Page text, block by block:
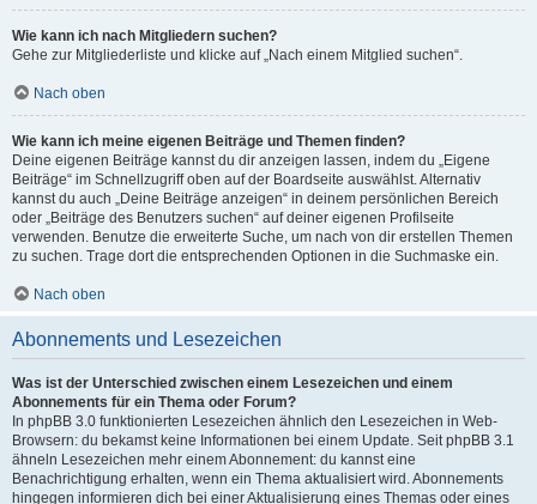
Wie kann ich nach Mitgliedern suchen?
Gehe zur Mitgliederliste und klicke auf „Nach einem Mitglied suchen“.
Nach oben
Wie kann ich meine eigenen Beiträge und Themen finden?
Deine eigenen Beiträge kannst du dir anzeigen lassen, indem du „Eigene
Beiträge“ im Schnellzugriff oben auf der Boardseite auswählst. Alternativ
kannst du auch „Deine Beiträge anzeigen“ in deinem persönlichen Bereich
oder „Beiträge des Benutzers suchen“ auf deiner eigenen Profilseite
verwenden. Benutze die erweiterte Suche, um nach von dir erstellen Themen
zu suchen. Trage dort die entsprechenden Optionen in die Suchmaske ein.
Nach oben
Abonnements und Lesezeichen
Was ist der Unterschied zwischen einem Lesezeichen und einem
Abonnements für ein Thema oder Forum?
In phpBB 3.0 funktionierten Lesezeichen ähnlich den Lesezeichen in Web-
Browsern: du bekamst keine Informationen bei einem Update. Seit phpBB 3.1
ähneln Lesezeichen mehr einem Abonnement: du kannst eine
Benachrichtigung erhalten, wenn ein Thema aktualisiert wird. Abonnements
hingegen informieren dich bei einer Aktualisierung eines Themas oder eines